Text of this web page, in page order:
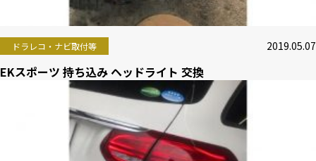
ドラレコ・ナビ取付等 2019.05.07
EKスポーツ 持ち込み ヘッドライト 交換